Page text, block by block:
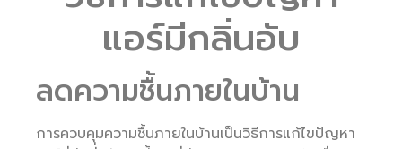
แอร์มีกลิ่นอับ
ลดความชื้นภายในบ้าน
การควบคุมความชื้นภายในบ้านเป็นวิธีการแก้ไขปัญหา